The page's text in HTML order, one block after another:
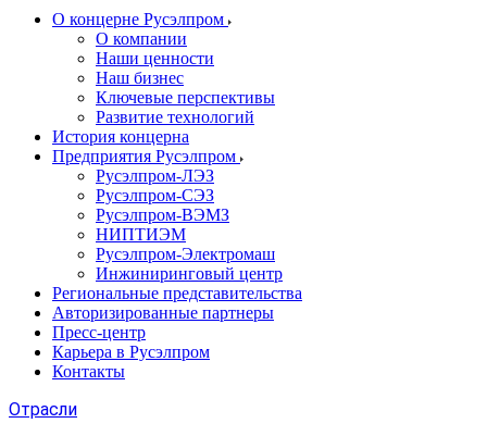
О концерне Русэлпром
О компании
Наши ценности
Наш бизнес
Ключевые перспективы
Развитие технологий
История концерна
Предприятия Русэлпром
Русэлпром-ЛЭЗ
Русэлпром-СЭЗ
Русэлпром-ВЭМЗ
НИПТИЭМ
Русэлпром-Электромаш
Инжиниринговый центр
Региональные представительства
Авторизированные партнеры
Пресс-центр
Карьера в Русэлпром
Контакты
Отрасли